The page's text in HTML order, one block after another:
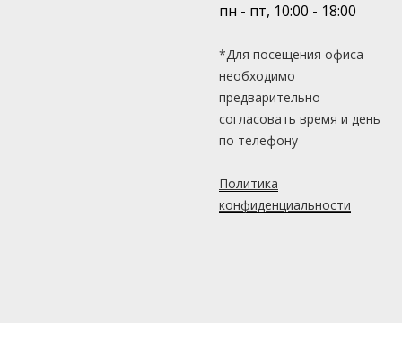
пн - пт, 10:00 - 18:00
*Для посещения офиса
необходимо
предварительно
согласовать время и день
по телефону
Политика
конфиденциальности